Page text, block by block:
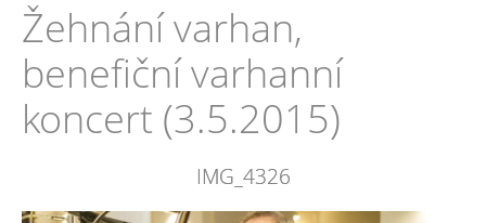
Žehnání varhan,
benefiční varhanní
koncert (3.5.2015)
IMG_4326